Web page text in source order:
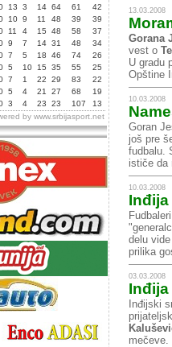
13 3 14 64 61
42
10 9 11 48 39
39
11 4 15 48 58
37
9 7 14 31 48
34
7 5 18 46 74
26
5 10 15 35 55
25
7 1 22 29 83
22
5 4 21 27 68
19
3 4 23 23 107
13
by www.srbijasport.net
13.03.2008
Gorana
vest o
U gradu
Opštine
10.03.2008
Goran
još pre
fudbalu.
ističe da
10.03.2008
Inđija
delu
prilika
03.03.2008
Inđija
Inđijski
mečeve.